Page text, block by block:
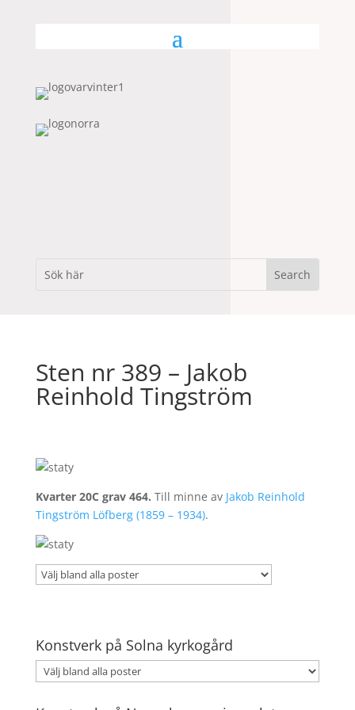
Sten nr 389 – Jakob
Reinhold Tingström
Kvarter 20C grav 464. Till minne av Jakob Reinhold
Tingström Löfberg (1859 – 1934).
Konstverk på Solna kyrkogård